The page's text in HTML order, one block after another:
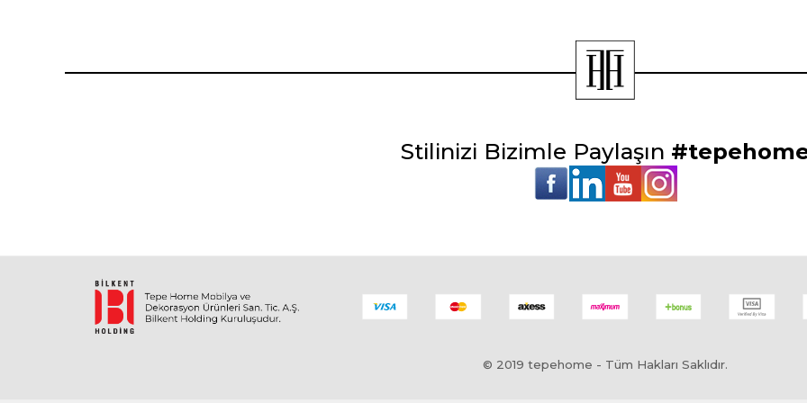
Stilinizi Bizimle Paylaşın
© 2019 tepehome - Tüm Hakları Saklıdır.